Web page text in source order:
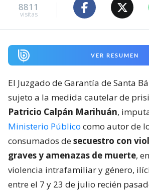
8811
visitas
VER RESUMEN
El Juzgado de Garantía de Santa
sujeto a la medida cautelar de
Patricio Calpán Marihuán,
Ministerio Público como autor de
consumados desecuestro con
graves y amenazas de muerte,
violencia intrafamiliar y género,
entre el 7 y 23 de julio recién